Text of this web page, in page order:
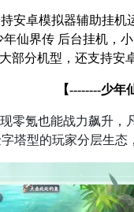
安卓模拟器辅助挂机
仙界传 后台挂机，
部分机型，还支持安
【--------少年
零氪也能战力飙升，
塔型的玩家分层生